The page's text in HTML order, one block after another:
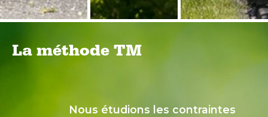
La méthode TM
Nous étudions les contraintes